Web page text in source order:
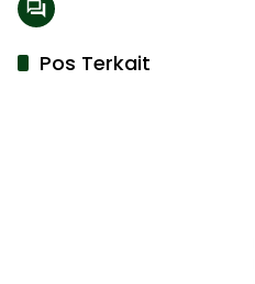
Pos Terkait